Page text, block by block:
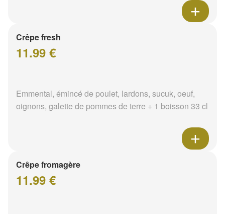
Crêpe fresh
11.99 €
Emmental, émincé de poulet, lardons, sucuk, oeuf,
oignons, galette de pommes de terre + 1 boisson 33 cl
Crêpe fromagère
11.99 €